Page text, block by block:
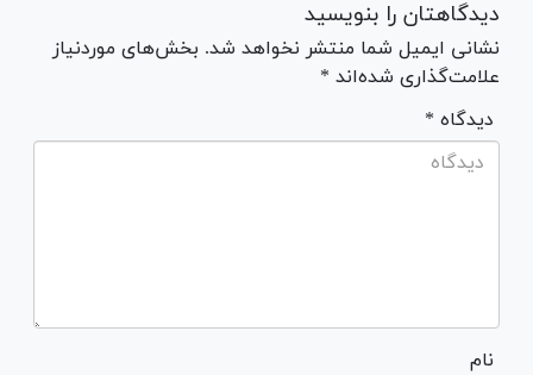
دیدگاهتان را بنویسید
نشانی ایمیل شما منتشر نخواهد شد. بخش‌های موردنیاز
علامت‌گذاری شده‌اند *
* دیدگاه
نام